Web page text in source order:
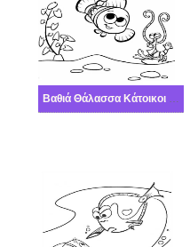
Βαθιά Θάλασσα Κάτοικοι του Ωκεανού